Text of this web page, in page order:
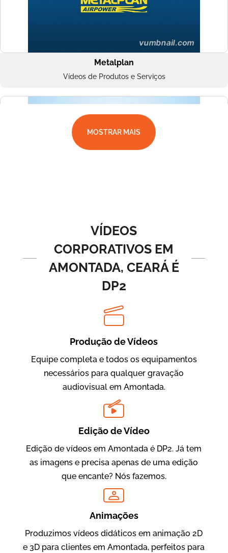
Metalplan
Vídeos de Produtos e Serviços
BRF Parceiros
Vídeos de Integração e Segurança
Vídeo Institucional
MOSTRAR MAIS
VÍDEOS
CORPORATIVOS EM
AMONTADA, CEARÁ É
DP2
Produção de Vídeos
Equipe completa e todos os equipamentos
necessários para qualquer gravação
audiovisual em Amontada.
Edição de Vídeo
Edição de vídeos em Amontada é DP2. Já tem
as imagens e precisa apenas de uma edição
que encante? Nós fazemos.
Animações
Produzimos vídeos didáticos em animação 2D
e 3D para clientes em Amontada, perfeitos para